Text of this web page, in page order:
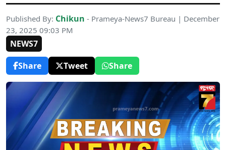
Published By: Chikun - Prameya-News7 Bureau | December
23, 2025 09:03 PM
NEWS7
Share
Tweet Share